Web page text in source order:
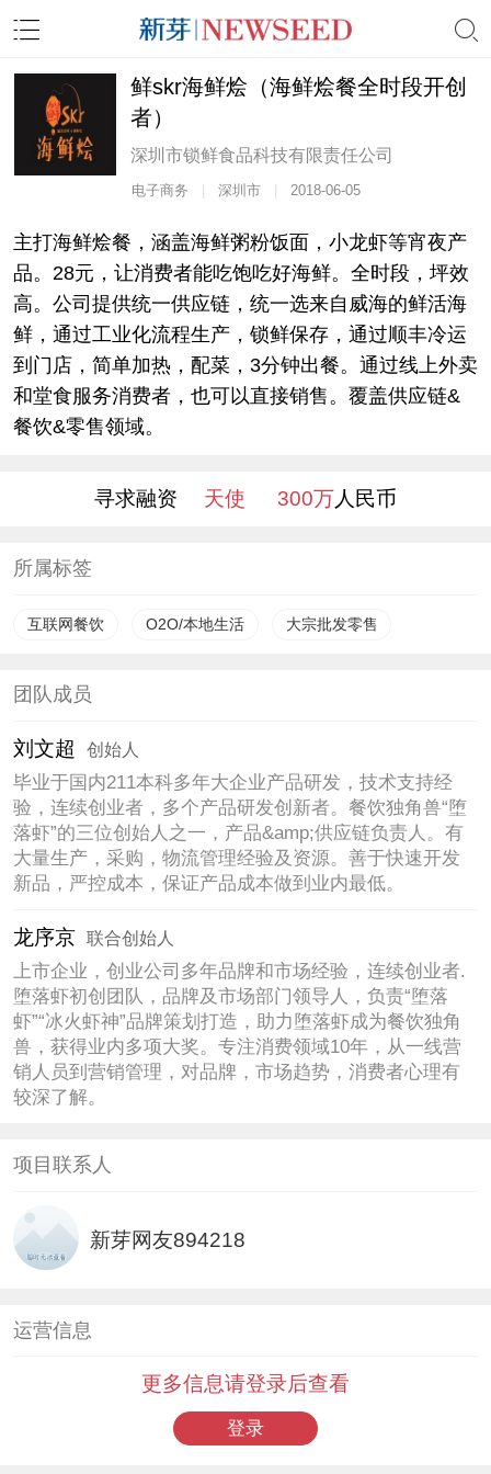
鲜skr海鲜烩（海鲜烩餐全时段开创
者）
深圳市锁鲜食品科技有限责任公司
电子商务 深圳市 2018-06-05
主打海鲜烩餐，涵盖海鲜粥粉饭面，小龙虾等宵夜产
品。28元，让消费者能吃饱吃好海鲜。全时段，坪效
高。公司提供统一供应链，统一选来自威海的鲜活海
鲜，通过工业化流程生产，锁鲜保存，通过顺丰冷运
到门店，简单加热，配菜，3分钟出餐。通过线上外卖
和堂食服务消费者，也可以直接销售。覆盖供应链&
餐饮&零售领域。
寻求融资 天使 300万人民币
所属标签
互联网餐饮 O2O/本地生活 大宗批发零售
团队成员
刘文超 创始人
毕业于国内211本科多年大企业产品研发，技术支持经
验，连续创业者，多个产品研发创新者。餐饮独角兽“堕
落虾”的三位创始人之一，产品&amp;供应链负责人。有
大量生产，采购，物流管理经验及资源。善于快速开发
新品，严控成本，保证产品成本做到业内最低。
龙序京 联合创始人
上市企业，创业公司多年品牌和市场经验，连续创业者.
堕落虾初创团队，品牌及市场部门领导人，负责“堕落
虾”“冰火虾神”品牌策划打造，助力堕落虾成为餐饮独角
兽，获得业内多项大奖。专注消费领域10年，从一线营
销人员到营销管理，对品牌，市场趋势，消费者心理有
较深了解。
项目联系人
新芽网友894218
运营信息
更多信息请登录后查看
登录